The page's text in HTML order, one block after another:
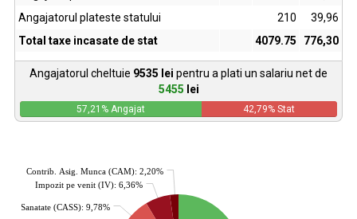
Angajatorul plateste statului
210
39,96
Total taxe incasate de stat
4079.75 776,30
Angajatorul cheltuie 9535 lei pentru a plati un salariu net de
5455 lei
57,21 % Angajat 42,79% Stat
Sanatate (CASS): 9,78%
Impozit pe venit (IV): 6,36%
Contrib. Asig. Munca (CAM): 2,20%